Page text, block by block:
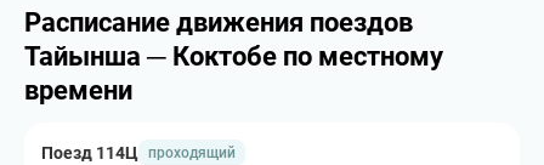
Расписание движения поездов
Тайынша ─ Коктобе по местному
времени
Поезд 114Ц проходящий